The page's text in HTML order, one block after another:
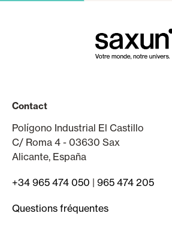
Contact
Polígono Industrial El Castillo
C/ Roma 4 - 03630 Sax
Alicante, España
+34 965 474 050 | 965 474 205
Questions fréquentes